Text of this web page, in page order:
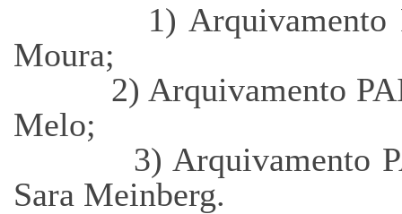
1)
Moura;
2) Arquivamento
Melo;
3) Arquivamento
Sara Meinberg.